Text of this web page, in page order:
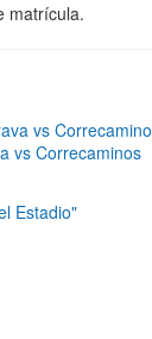
matrícula.
vs Correcaminos
Estadio"